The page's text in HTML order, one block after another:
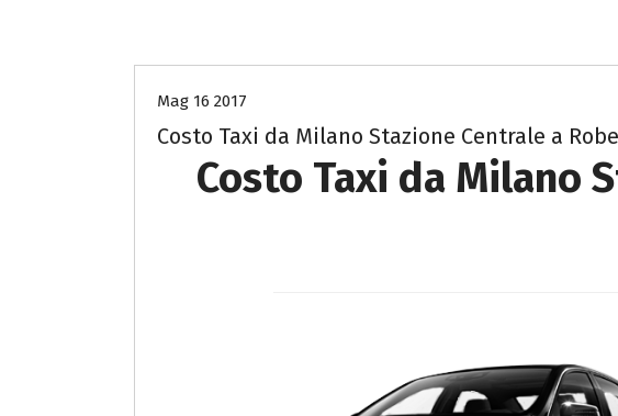
Mag 16 2017
Costo Taxi da Milano Stazione Centrale a
Costo Taxi da Milano